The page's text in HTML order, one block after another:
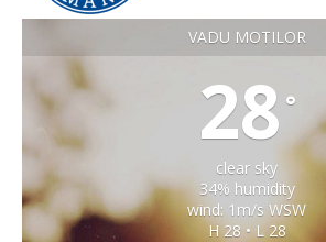
VADU MOTILOR
28 °
clear sky
34% humidity
wind: 1m/s WSW
H 28 • L 28